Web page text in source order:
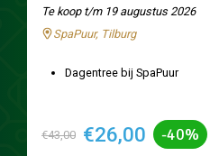
Te koop t/m 19 augustus 2026
SpaPuur, Tilburg
Dagentree bij SpaPuur
€43,00 €26,00 -40%